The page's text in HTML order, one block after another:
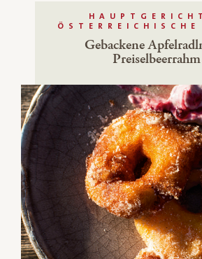
ÖSTERREICHISCHE
Gebackene
Preiselbeerrahm